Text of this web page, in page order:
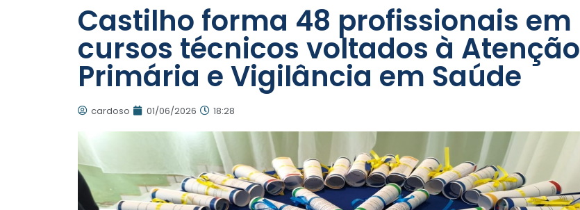
Castilho forma 48 profissionais em
cursos técnicos voltados à Atenção
Primária e Vigilância em Saúde
cardoso 01/06/2026 18:28